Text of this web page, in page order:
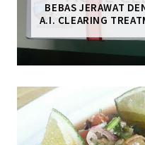
BEBAS JERAWAT
A.I. CLEARING